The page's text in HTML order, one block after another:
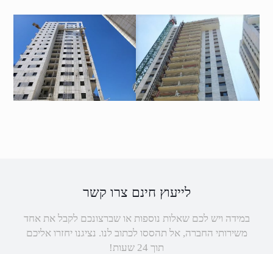
לייעוץ חינם צרו קשר
במידה ויש לכם שאלות נוספות או שברצונכם לקבל את אחד
משירותי החברה, אל תהססו לכתוב לנו. נציגנו יחזרו אליכם
תוך 24 שעות!